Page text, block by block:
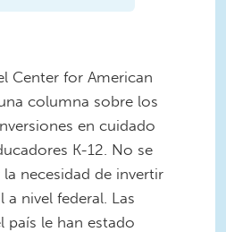
Center for American
columna sobre los
en cuidado
K-12. No se
necesidad de invertir
nivel federal. Las
país le han estado